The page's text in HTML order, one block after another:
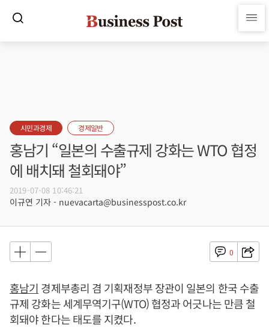
시민과경제 경제일반
홍남기 “일본의 수출규제 강화는 WTO 협정
에 배치돼 철회돼야”
2019-07-08 10:46:21
이규연 기자 - nuevacarta@businesspost.co.kr
0
홍남기 경제부총리 겸 기획재정부 장관이 일본의 한국 수출
규제 강화는 세계무역기구(WTO) 협정과 어긋나는 만큼 철
회돼야 한다는 태도를 지켰다.